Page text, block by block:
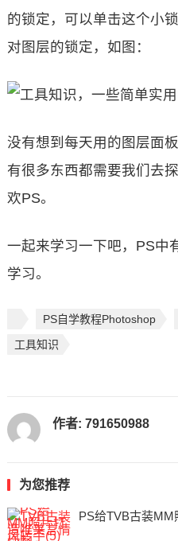
的锁定，可以单击这个小
对图层的锁定，如图：
没有想到每天用的图层面
有很多东西都需要我们去
欢PS。
一起来学习一下吧，PS中
学习。
PS自学教程Photoshop
工具知识
作者: 791650988
为您推荐
PS给TVB古装MM